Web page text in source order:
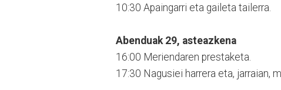
10:30 Apaingarri eta gaileta tailerra.
Abenduak 29, asteazkena
16:00 Meriendaren prestaketa.
17:30 Nagusiei harrera eta, jarraian,